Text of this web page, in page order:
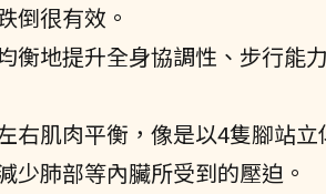
倒很有效。
地提升全身協調性、步行能
肌肉平衡，像是以4隻腳站立
肺部等內臟所受到的壓迫。